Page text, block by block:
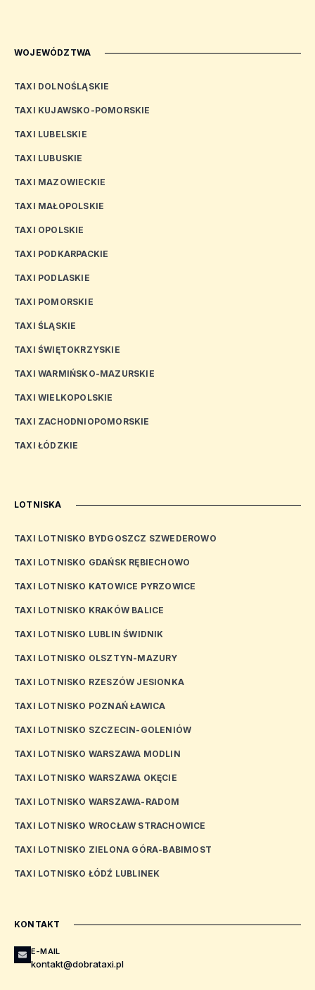
WOJEWÓDZTWA
TAXI DOLNOŚLĄSKIE
TAXI KUJAWSKO-POMORSKIE
TAXI LUBELSKIE
TAXI LUBUSKIE
TAXI MAZOWIECKIE
TAXI MAŁOPOLSKIE
TAXI OPOLSKIE
TAXI PODKARPACKIE
TAXI PODLASKIE
TAXI POMORSKIE
TAXI ŚLĄSKIE
TAXI ŚWIĘTOKRZYSKIE
TAXI WARMIŃSKO-MAZURSKIE
TAXI WIELKOPOLSKIE
TAXI ZACHODNIOPOMORSKIE
TAXI ŁÓDZKIE
LOTNISKA
TAXI LOTNISKO BYDGOSZCZ SZWEDEROWO
TAXI LOTNISKO GDAŃSK RĘBIECHOWO
TAXI LOTNISKO KATOWICE PYRZOWICE
TAXI LOTNISKO KRAKÓW BALICE
TAXI LOTNISKO LUBLIN ŚWIDNIK
TAXI LOTNISKO OLSZTYN-MAZURY
TAXI LOTNISKO RZESZÓW JESIONKA
TAXI LOTNISKO POZNAŃ ŁAWICA
TAXI LOTNISKO SZCZECIN-GOLENIÓW
TAXI LOTNISKO WARSZAWA MODLIN
TAXI LOTNISKO WARSZAWA OKĘCIE
TAXI LOTNISKO WARSZAWA-RADOM
TAXI LOTNISKO WROCŁAW STRACHOWICE
TAXI LOTNISKO ZIELONA GÓRA-BABIMOST
TAXI LOTNISKO ŁÓDŹ LUBLINEK
KONTAKT
E-MAIL
kontakt@dobrataxi.pl